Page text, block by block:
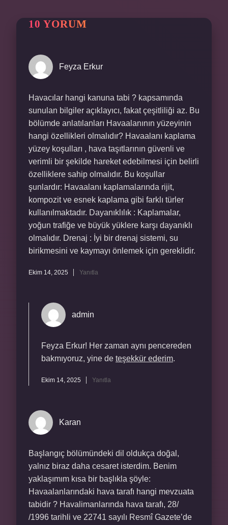
10 YORUM
Feyza Erkur
Havacılar hangi kanuna tabi ? kapsamında
sunulan bilgiler açıklayıcı, fakat çeşitliliği az. Bu
bölümde anlatılanları Havaalanının yüzeyinin
hangi özellikleri olmalıdır? Havaalanı kaplama
yüzey koşulları , hava taşıtlarının güvenli ve
verimli bir şekilde hareket edebilmesi için belirli
özelliklere sahip olmalıdır. Bu koşullar
şunlardır: Havaalanı kaplamalarında rijit,
kompozit ve esnek kaplama gibi farklı türler
kullanılmaktadır. Dayanıklılık : Kaplamalar,
yoğun trafiğe ve büyük yüklere karşı dayanıklı
olmalıdır. Drenaj : İyi bir drenaj sistemi, su
birikmesini ve kaymayı önlemek için gereklidir.
Ekim 14, 2025 Yanıtla
admin
Feyza Erkur! Her zaman aynı pencereden
bakmıyoruz, yine de teşekkür ederim.
Ekim 14, 2025 Yanıtla
Karan
Başlangıç bölümündeki dil oldukça doğal,
yalnız biraz daha cesaret isterdim. Benim
yaklaşımım kısa bir başlıkla şöyle:
Havaalanlarındaki hava tarafı hangi mevzuata
tabidir ? Havalimanlarında hava tarafı, 28/
/1996 tarihli ve 22741 sayılı Resmî Gazete’de